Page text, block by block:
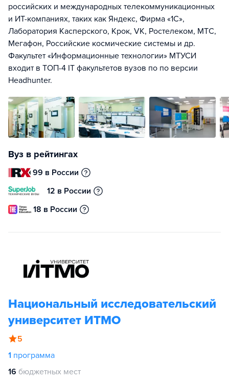
российских и международных телекоммуникационных
и ИТ-компаниях, таких как Яндекс, Фирма «1С»,
Лаборатория Касперского, Крок, VK, Ростелеком, МТС,
Мегафон, Российские космические системы и др.
Факультет «Информационные технологии» МТУСИ
входит в ТОП-4 IT факультетов вузов по по версии
Headhunter.
Вуз в рейтингах
99 в России
12 в России
18 в России
Национальный исследовательский
университет ИТМО
5
1 программа
16 бюджетных мест